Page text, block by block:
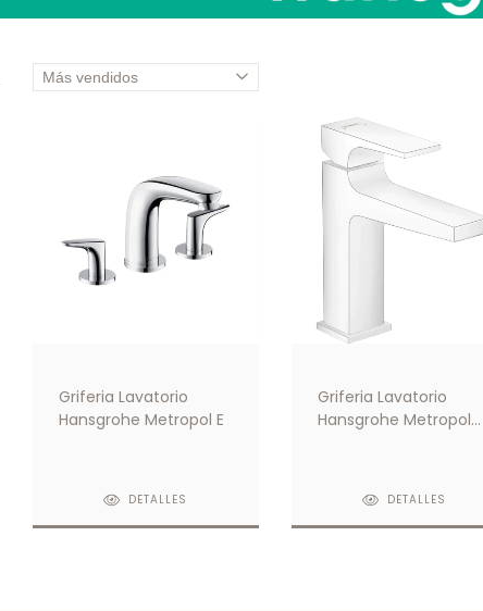
Griferia Lavatorio
Hansgrohe Metropol E
DETALLES
Griferia Lavatorio
Hansgrohe Metropol
DETALLES